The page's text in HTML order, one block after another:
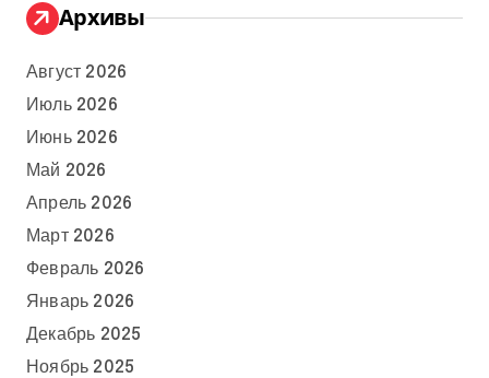
Архивы
Август 2026
Июль 2026
Июнь 2026
Май 2026
Апрель 2026
Март 2026
Февраль 2026
Январь 2026
Декабрь 2025
Ноябрь 2025